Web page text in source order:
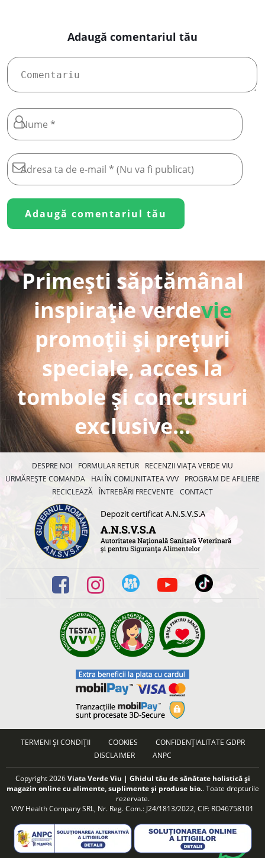
Adaugă comentariul tău
Primești săptămânal
inspirație verdevie
promoții și prețuri
speciale, acces la
tombole și concursuri
exclusive...
DESPRE NOI FORMULAR RETUR
RECENZII VIAȚA VERDE VIU
URMĂREȘTE COMANDA
HAI ÎN COMUNITATEA VVV
PROGRAM DE AFILIERE
RECICLEAZĂ ÎNTREBĂRI FRECVENTE CONTACT
TERMENI ȘI CONDIȚII COOKIES
CONFIDENȚIALITATE GDPR
DISCLAIMER
ANPC
Copyright 2026Viata Verde Viu | Ghidul tău de sănătate holistică și
magazin online cu alimente, suplimente și produse bio.. Toate drepturile
rezervate.
VVV Health Company SRL, Nr. Reg. Com.: J24/1813/2022, CIF: RO46758101